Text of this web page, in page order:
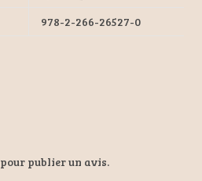
978-2-266-26527-0
pour publier un avis.